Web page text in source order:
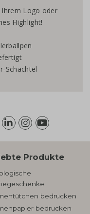
Logo oder
Highlight!
Schachtel
Produkte
bedrucken
bedrucken